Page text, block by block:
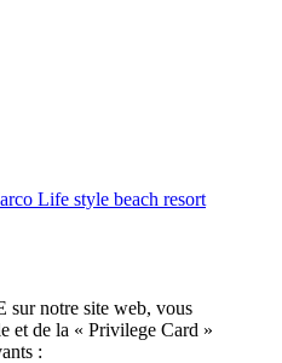
Life style beach resort
notre site web, vous
et de la « Privilege Card »
: